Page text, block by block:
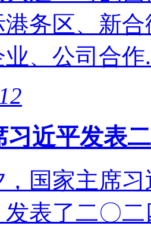
务区、新
业、公司合作
习近平发表
，国家主席
表了二〇